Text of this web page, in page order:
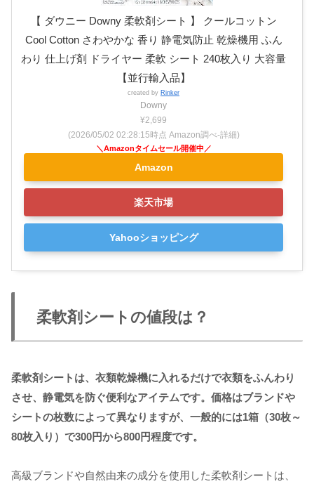
【 ダウニー Downy 柔軟剤シート 】 クールコットン
Cool Cotton さわやかな 香り 静電気防止 乾燥機用 ふん
わり 仕上げ剤 ドライヤー 柔軟 シート 240枚入り 大容量
【並行輸入品】
created by Rinker
Downy
¥2,699
(2026/05/02 02:28:15時点 Amazon調べ-詳細)
Amazon
楽天市場
Yahooショッピング
柔軟剤シートの値段は？
柔軟剤シートは、衣類乾燥機に入れるだけで衣類をふんわり
させ、静電気を防ぐ便利なアイテムです。価格はブランドや
シートの枚数によって異なりますが、一般的には1箱（30枚～
80枚入り）で300円から800円程度です。
高級ブランドや自然由来の成分を使用した柔軟剤シートは、